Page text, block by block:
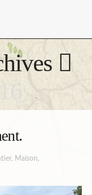
à venir.
, Maison,